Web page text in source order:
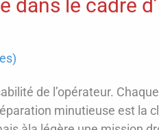
dans le cadre
de l’opérateur.
minutieuse est la